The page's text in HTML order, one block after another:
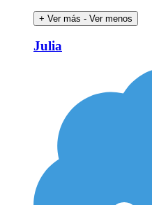
+ Ver más - Ver menos
Julia